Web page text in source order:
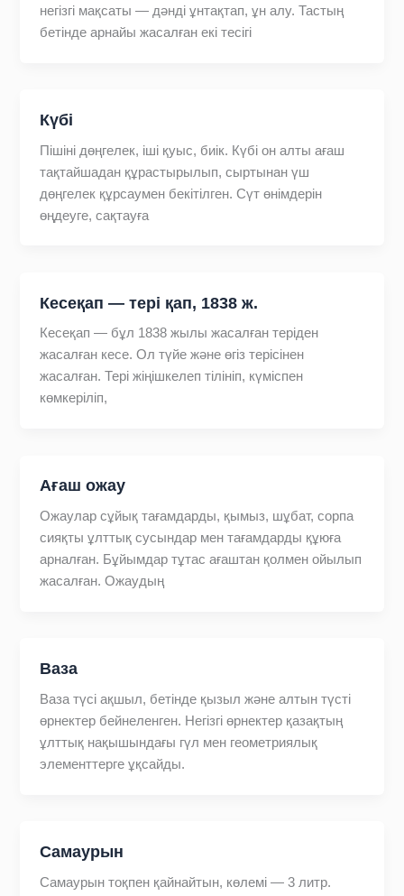
негізгі мақсаты — дәнді ұнтақтап, ұн алу. Тастың
бетінде арнайы жасалған екі тесігі
Күбі
Пішіні дөңгелек, іші қуыс, биік. Күбі он алты ағаш
тақтайшадан құрастырылып, сыртынан үш
дөңгелек құрсаумен бекітілген. Сүт өнімдерін
өңдеуге, сақтауға
Кесеқап — тері қап, 1838 ж.
Кесеқап — бұл 1838 жылы жасалған теріден
жасалған кесе. Ол түйе және өгіз терісінен
жасалған. Тері жіңішкелеп тілініп, күміспен
көмкеріліп,
Ағаш ожау
Ожаулар сұйық тағамдарды, қымыз, шұбат, сорпа
сияқты ұлттық сусындар мен тағамдарды құюға
арналған. Бұйымдар тұтас ағаштан қолмен ойылып
жасалған. Ожаудың
Ваза
Ваза түсі ақшыл, бетінде қызыл және алтын түсті
өрнектер бейнеленген. Негізгі өрнектер қазақтың
ұлттық нақышындағы гүл мен геометриялық
элементтерге ұқсайды.
Самаурын
Самаурын тоқпен қайнайтын, көлемі — 3 литр.